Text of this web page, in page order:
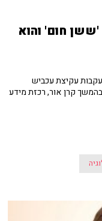
חום' והוא
עקיצת עכביש
קרן אור, רכזת מידע